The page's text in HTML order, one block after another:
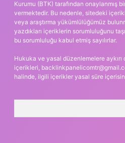
Kurumu (BTK) tarafından onaylanmış
vermektedir. Bu nedenle, sitedeki
veya araştırma yükümlülüğümüz
yazdıkları içeriklerin sorumluluğunu
bu sorumluluğu kabul etmiş sayılırlar.
Hukuka ve yasal düzenlemelere
içerikleri,
halinde, ilgili içerikler yasal süre